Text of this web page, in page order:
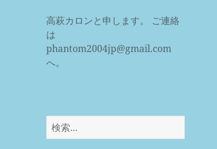
高萩カロンと申します。 ご連絡
は
phantom2004jp@gmail.com
へ。